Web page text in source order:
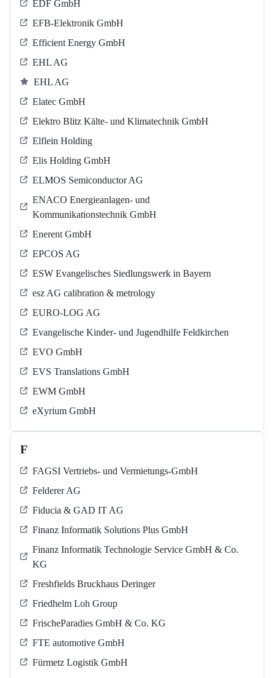
EDF GmbH
EFB-Elektronik GmbH
Efficient Energy GmbH
EHL AG
EHL AG
Elatec GmbH
Elektro Blitz Kälte- und Klimatechnik GmbH
Elflein Holding
Elis Holding GmbH
ELMOS Semiconductor AG
ENACO Energieanlagen- und
Kommunikationstechnik GmbH
Enerent GmbH
EPCOS AG
ESW Evangelisches Siedlungswerk in Bayern
esz AG calibration & metrology
EURO-LOG AG
Evangelische Kinder- und Jugendhilfe Feldkirchen
EVO GmbH
EVS Translations GmbH
EWM GmbH
eXyrium GmbH
F
FAGSI Vertriebs- und Vermietungs-GmbH
Felderer AG
Fiducia & GAD IT AG
Finanz Informatik Solutions Plus GmbH
Finanz Informatik Technologie Service GmbH & Co.
KG
Freshfields Bruckhaus Deringer
Friedhelm Loh Group
FrischeParadies GmbH & Co. KG
FTE automotive GmbH
Fürmetz Logistik GmbH